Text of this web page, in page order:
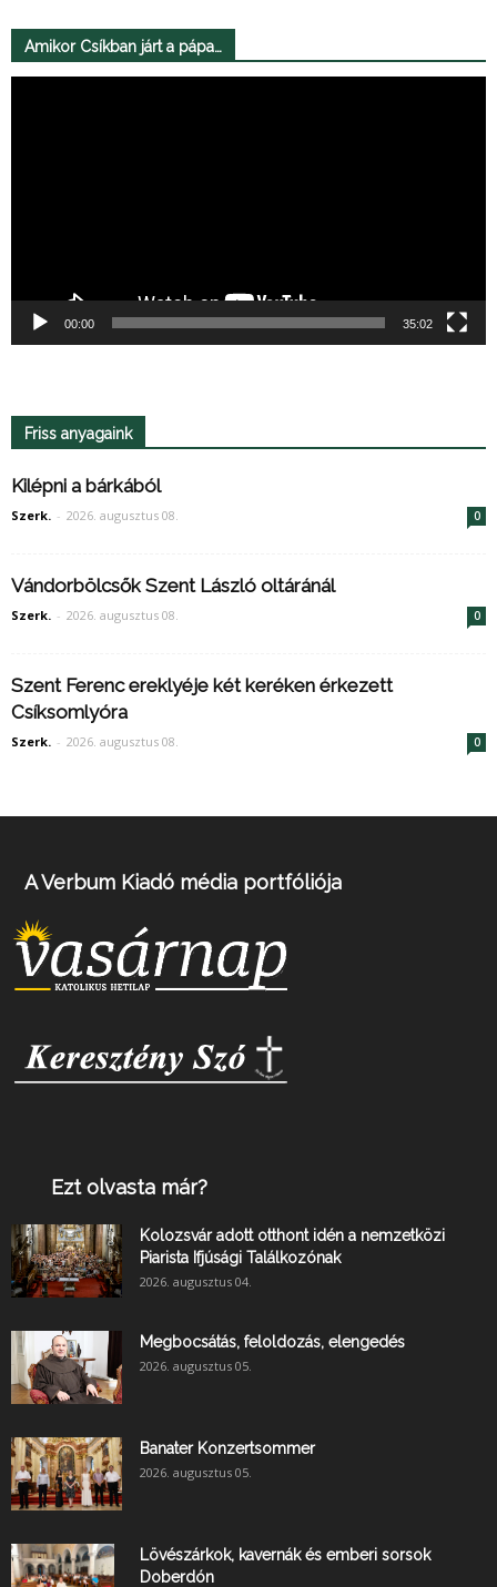
Amikor Csíkban járt a pápa…
00:00 35:02
Friss anyagaink
Kilépni a bárkából
Szerk. - 2026. augusztus 08. 0
Vándorbölcsők Szent László oltáránál
Szerk. - 2026. augusztus 08. 0
Szent Ferenc ereklyéje két keréken érkezett
Csíksomlyóra
Szerk. - 2026. augusztus 08. 0
A Verbum Kiadó média portfóliója
Ezt olvasta már?
Kolozsvár adott otthont idén a nemzetközi
Piarista Ifjúsági Találkozónak
2026. augusztus 04.
Megbocsátás, feloldozás, elengedés
2026. augusztus 05.
Banater Konzertsommer
2026. augusztus 05.
Lövészárkok, kavernák és emberi sorsok
Doberdón